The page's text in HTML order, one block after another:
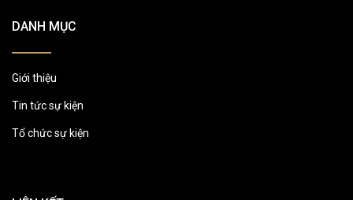
DANH MỤC
Giới thiệu
Tin tức sự kiện
Tổ chức sự kiện